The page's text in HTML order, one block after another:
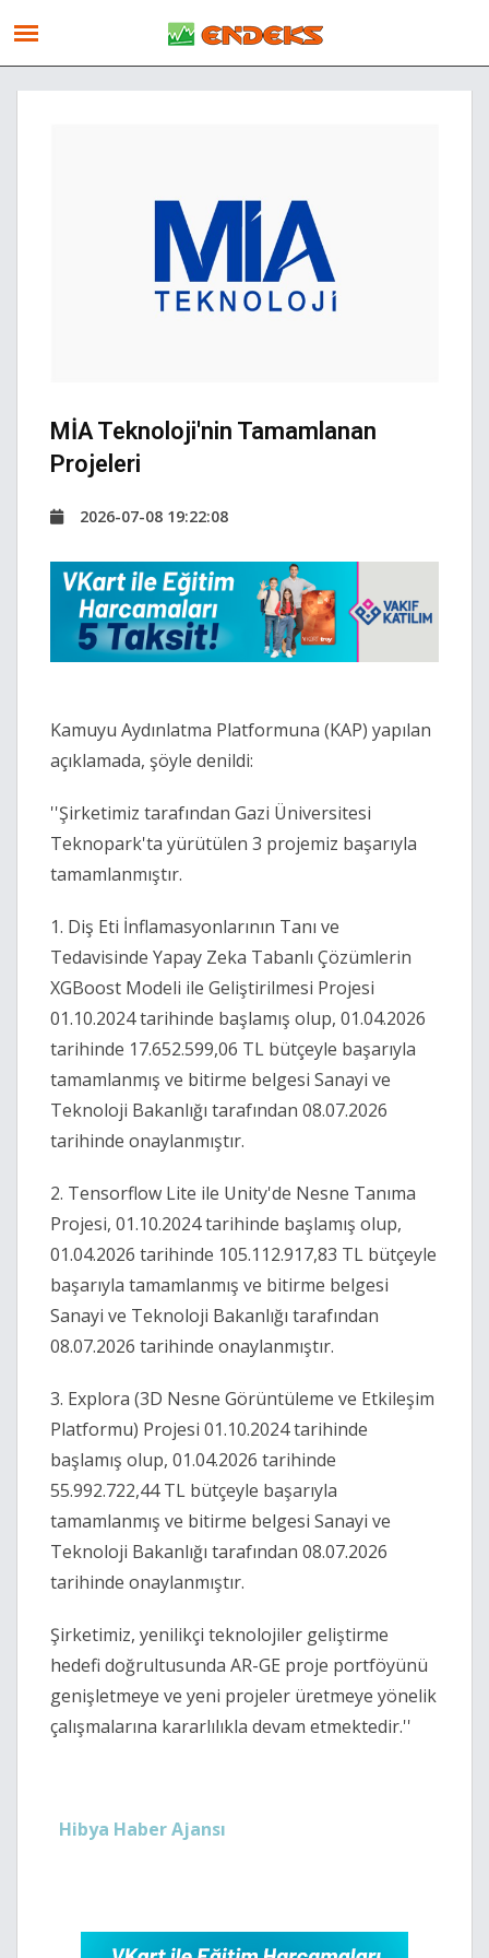
MİA Teknoloji'nin Tamamlanan
Projeleri
2026-07-08 19:22:08
Kamuyu Aydınlatma Platformuna (KAP) yapılan
açıklamada, şöyle denildi:
''Şirketimiz tarafından Gazi Üniversitesi
Teknopark'ta yürütülen 3 projemiz başarıyla
tamamlanmıştır.
1. Diş Eti İnflamasyonlarının Tanı ve
Tedavisinde Yapay Zeka Tabanlı Çözümlerin
XGBoost Modeli ile Geliştirilmesi Projesi
01.10.2024 tarihinde başlamış olup, 01.04.2026
tarihinde 17.652.599,06 TL bütçeyle başarıyla
tamamlanmış ve bitirme belgesi Sanayi ve
Teknoloji Bakanlığı tarafından 08.07.2026
tarihinde onaylanmıştır.
2. Tensorflow Lite ile Unity'de Nesne Tanıma
Projesi, 01.10.2024 tarihinde başlamış olup,
01.04.2026 tarihinde 105.112.917,83 TL bütçeyle
başarıyla tamamlanmış ve bitirme belgesi
Sanayi ve Teknoloji Bakanlığı tarafından
08.07.2026 tarihinde onaylanmıştır.
3. Explora (3D Nesne Görüntüleme ve Etkileşim
Platformu) Projesi 01.10.2024 tarihinde
başlamış olup, 01.04.2026 tarihinde
55.992.722,44 TL bütçeyle başarıyla
tamamlanmış ve bitirme belgesi Sanayi ve
Teknoloji Bakanlığı tarafından 08.07.2026
tarihinde onaylanmıştır.
Şirketimiz, yenilikçi teknolojiler geliştirme
hedefi doğrultusunda AR-GE proje portföyünü
genişletmeye ve yeni projeler üretmeye yönelik
çalışmalarına kararlılıkla devam etmektedir.''
Hibya Haber Ajansı